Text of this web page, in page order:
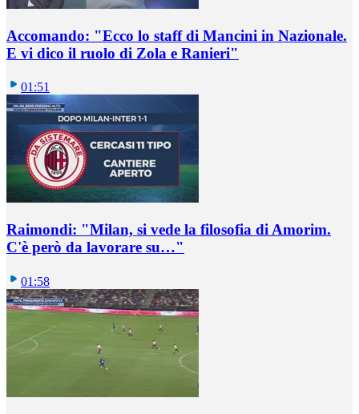
Accomando: "Ecco lo staff di Mancini in Nazionale.
E vi dico il ruolo di Zola e Ranieri"
01:51
Raimondi: "Milan, si vede la filosofia di Amorim.
C'è però da lavorare su…"
01:58